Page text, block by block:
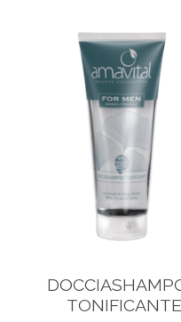
TONIFICANTE